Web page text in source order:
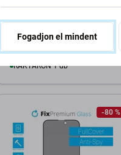
- iPhone és Apple Watch,
fehér
7 200 Ft
RAKTÁRON 1 db
-80 %
Fogadjon el mindent